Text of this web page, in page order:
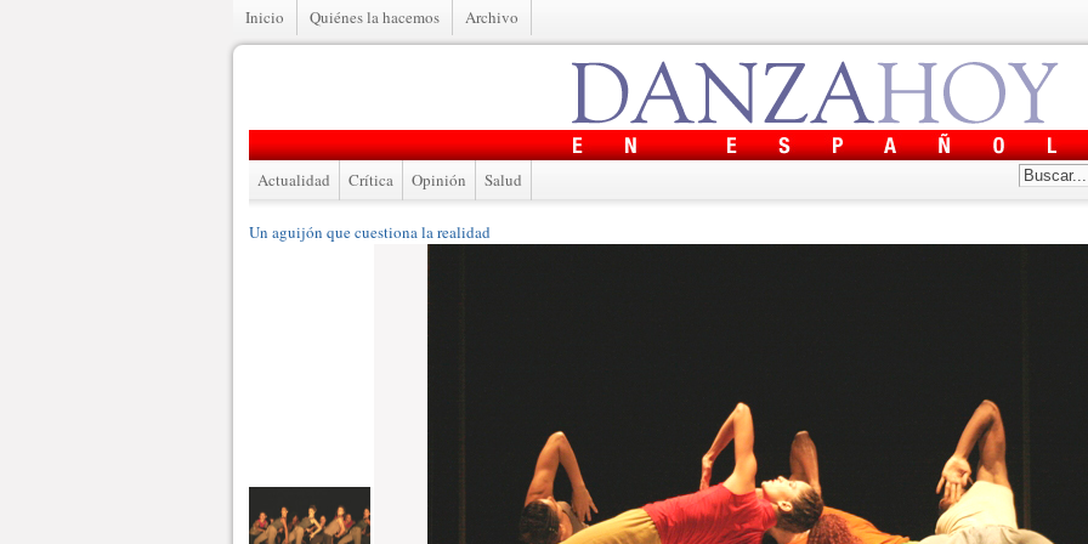
Inicio Quiénes la hacemos Archivo
Actualidad Crítica Opinión Salud
Un aguijón que cuestiona la realidad